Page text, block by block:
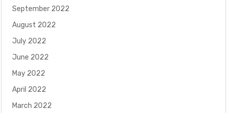
September 2022
August 2022
July 2022
June 2022
May 2022
April 2022
March 2022